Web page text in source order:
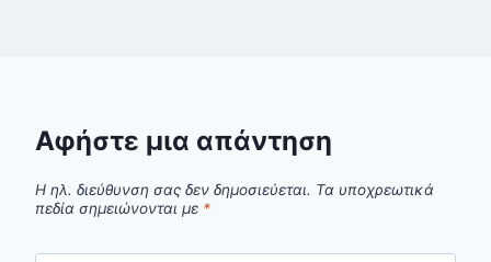
Αφήστε μια απάντηση
Η ηλ. διεύθυνση σας δεν δημοσιεύεται. Τα υποχρεωτικά
πεδία σημειώνονται με *